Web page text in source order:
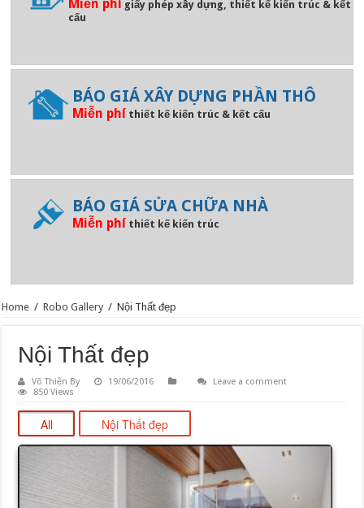
Miễn phí giấy phép xây dựng, thiết kế kiến trúc & kết
cấu
BÁO GIÁ XÂY DỰNG PHẦN THÔ
Miễn phí thiết kế kiến trúc & kết cấu
BÁO GIÁ SỬA CHỮA NHÀ
Miễn phí thiết kế kiến trúc
Home / Robo Gallery / Nội Thất đẹp
Nội Thất đẹp
Võ Thiện By 19/06/2016
Leave a comment
850 Views
All Nội Thất đẹp